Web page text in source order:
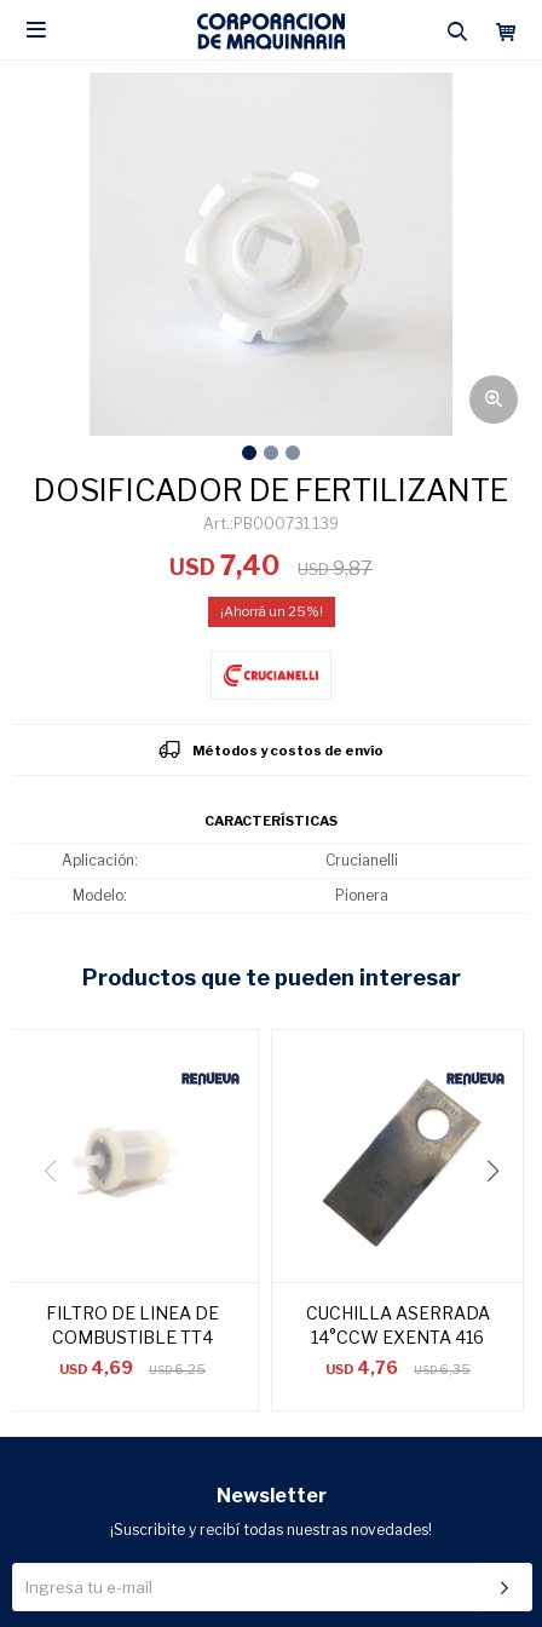

DOSIFICADOR DE FERTILIZANTE
PB000731 139
USD 7,40 USD 9,87
25
Métodos y costos de envío
CARACTERÍSTICAS
Aplicación
Crucianelli
Modelo
Pionera
productos que te pueden interesar
FILTRO DE LINEA DE
COMBUSTIBLE TT4
USD 4,69 USD6,25
CUCHILLA ASERRADA
14°CCW EXENTA 416
USD 4,76 USD6,35
Newsletter
¡Suscribite y recibí todas nuestras novedades!